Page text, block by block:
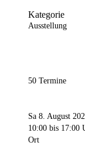
Kategorie
Ausstellung
50 Termine
Sa 8. August
10:00 bis 17:00
Ort